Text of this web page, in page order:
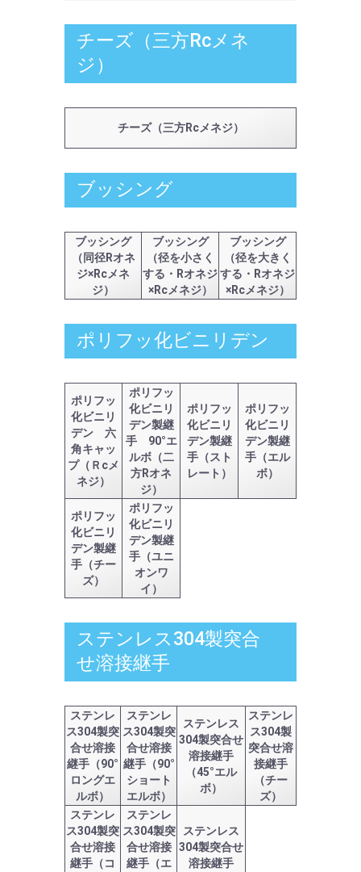
チーズ（三方Rcメネ
ジ）
チーズ（三方Rcメネジ）
ブッシング
ブッシング
（同径Rオネ
ジ×Rcメネ
ジ）
ブッシング
（径を小さく
する・Rオネジ
×Rcメネジ）
ブッシング
（径を大きく
する・Rオネジ
×Rcメネジ）
ポリフッ化ビニリデン
ポリフッ
化ビニリ
デン 六
角キャッ
プ（Ｒcメ
ネジ）
ポリフッ
化ビニリ
デン製継
手 90°エ
ルボ（二
方Rオネ
ジ）
ポリフッ
化ビニリ
デン製継
手（スト
レート）
ポリフッ
化ビニリ
デン製継
手（エル
ボ）
ポリフッ
化ビニリ
デン製継
手（チー
ズ）
ポリフッ
化ビニリ
デン製継
手（ユニ
オンワ
イ）
ステンレス304製突合
せ溶接継手
ステンレ
ス304製突
合せ溶接
継手（90°
ロングエ
ルボ）
ステンレ
ス304製突
合せ溶接
継手（90°
ショート
エルボ）
ステンレス
304製突合せ
溶接継手
（45°エル
ボ）
ステンレ
ス304製
突合せ溶
接継手
（チー
ズ）
ステンレ
ス304製突
合せ溶接
継手（コ
ステンレ
ス304製突
合せ溶接
継手（エ
ステンレス
304製突合せ
溶接継手